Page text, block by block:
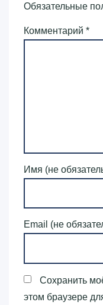
Обязательные
Комментарий *
Имя (не
Email (не
Сохранить
этом браузере